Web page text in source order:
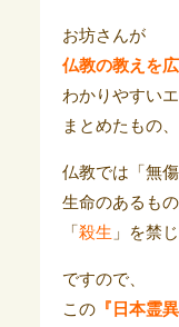
お坊さんが
仏教の教えを
わかりやすい
まとめたもの
仏教では「無
生命のあるも
「 殺生 」を禁
ですので、
この『日本霊異